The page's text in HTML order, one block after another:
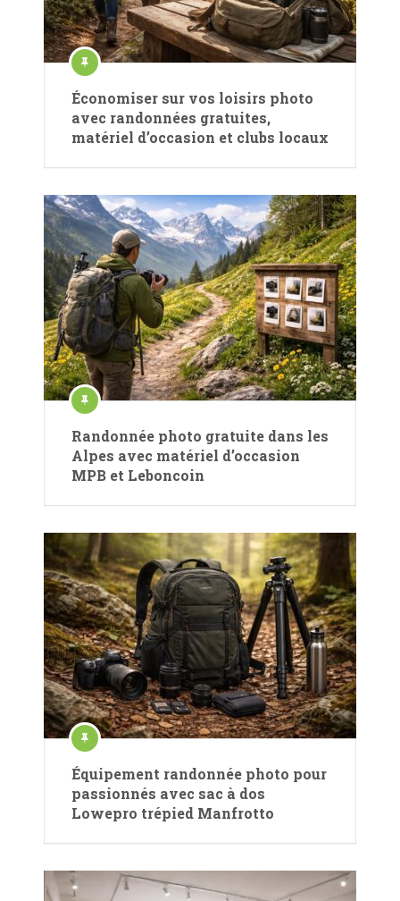
Économiser sur vos loisirs photo
avec randonnées gratuites,
matériel d’occasion et clubs locaux
Randonnée photo gratuite dans les
Alpes avec matériel d’occasion
MPB et Leboncoin
Équipement randonnée photo pour
passionnés avec sac à dos
Lowepro trépied Manfrotto